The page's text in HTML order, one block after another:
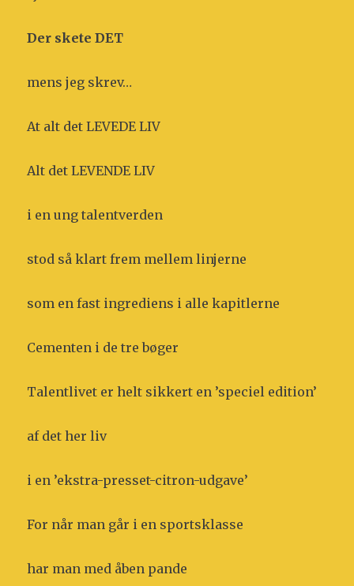
Der skete DET
mens jeg skrev…
At alt det LEVEDE LIV
Alt det LEVENDE LIV
i en ung talentverden
stod så klart frem mellem linjerne
som en fast ingrediens i alle kapitlerne
Cementen i de tre bøger
Talentlivet er helt sikkert en ’speciel edition’
af det her liv
i en ’ekstra-presset-citron-udgave’
For når man går i en sportsklasse
har man med åben pande